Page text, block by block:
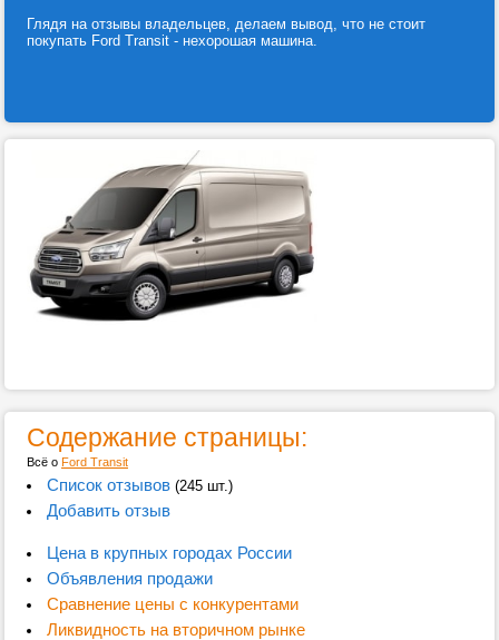
Глядя на отзывы владельцев, делаем вывод, что не стоит
покупать Ford Transit - нехорошая машина.
Содержание страницы:
Всё о Ford Transit
Список отзывов(245 шт.)
Добавить отзыв
Цена в крупных городах России
Объявления продажи
Сравнение цены с конкурентами
Ликвидность на вторичном рынке